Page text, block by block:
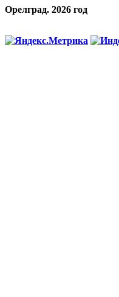
Орелград. 2026 год